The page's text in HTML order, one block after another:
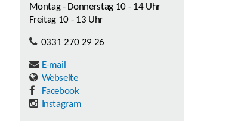
Montag - Donnerstag 10 - 14 Uhr
Freitag 10 - 13 Uhr
0331 270 29 26
E-mail
Webseite
Facebook
Instagram